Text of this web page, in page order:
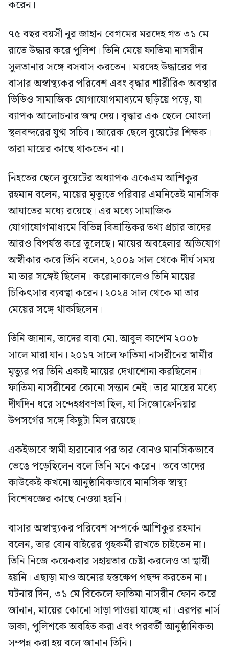
করেন।
৭৫ বছর বয়সী নূর জাহান বেগমের মরদেহ গত ৩১ মে
রাতে উদ্ধার করে পুলিশ। তিনি মেয়ে ফাতিমা নাসরীন
সুলতানার সঙ্গে বসবাস করতেন। মরদেহ উদ্ধারের পর
বাসার অস্বাস্থ্যকর পরিবেশ এবং বৃদ্ধার শারীরিক অবস্থার
ভিডিও সামাজিক যোগাযোগমাধ্যমে ছড়িয়ে পড়ে, যা
ব্যাপক আলোচনার জন্ম দেয়। বৃদ্ধার এক ছেলে মোংলা
স্থলবন্দরের যুগ্ম সচিব। আরেক ছেলে বুয়েটের শিক্ষক।
তারা মায়ের কাছে থাকতেন না।
নিহতের ছেলে বুয়েটের অধ্যাপক একেএম আশিকুর
রহমান বলেন, মায়ের মৃত্যুতে পরিবার এমনিতেই মানসিক
আঘাতের মধ্যে রয়েছে। এর মধ্যে সামাজিক
যোগাযোগমাধ্যমে বিভিন্ন বিভ্রান্তিকর তথ্য প্রচার তাদের
আরও বিপর্যস্ত করে তুলেছে। মায়ের অবহেলার অভিযোগ
অস্বীকার করে তিনি বলেন, ২০০৯ সাল থেকে দীর্ঘ সময়
মা তার সঙ্গেই ছিলেন। করোনাকালেও তিনি মায়ের
চিকিৎসার ব্যবস্থা করেন। ২০২৪ সাল থেকে মা তার
মেয়ের সঙ্গে থাকছিলেন।
তিনি জানান, তাদের বাবা মো. আবুল কাশেম ২০০৮
সালে মারা যান। ২০১৭ সালে ফাতিমা নাসরীনের স্বামীর
মৃত্যুর পর তিনি একাই মায়ের দেখাশোনা করছিলেন।
ফাতিমা নাসরীনের কোনো সন্তান নেই। তার মায়ের মধ্যে
দীর্ঘদিন ধরে সন্দেহপ্রবণতা ছিল, যা সিজোফ্রেনিয়ার
উপসর্গের সঙ্গে কিছুটা মিল রয়েছে।
একইভাবে স্বামী হারানোর পর তার বোনও মানসিকভাবে
ভেঙে পড়েছিলেন বলে তিনি মনে করেন। তবে তাদের
কাউকেই কখনো আনুষ্ঠানিকভাবে মানসিক স্বাস্থ্য
বিশেষজ্ঞের কাছে নেওয়া হয়নি।
বাসার অস্বাস্থ্যকর পরিবেশ সম্পর্কে আশিকুর রহমান
বলেন, তার বোন বাইরের গৃহকর্মী রাখতে চাইতেন না।
তিনি নিজে কয়েকবার সহায়তার চেষ্টা করলেও তা স্থায়ী
হয়নি। এছাড়া মাও অন্যের হস্তক্ষেপ পছন্দ করতেন না।
ঘটনার দিন, ৩১ মে বিকেলে ফাতিমা নাসরীন ফোন করে
জানান, মায়ের কোনো সাড়া পাওয়া যাচ্ছে না। এরপর নার্স
ডাকা, পুলিশকে অবহিত করা এবং পরবর্তী আনুষ্ঠানিকতা
সম্পন্ন করা হয় বলে জানান তিনি।